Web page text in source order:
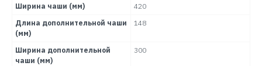
Ширина чаши (мм)
420
Длина дополнительной чаши
(мм)
148
Ширина дополнительной
чаши (мм)
300